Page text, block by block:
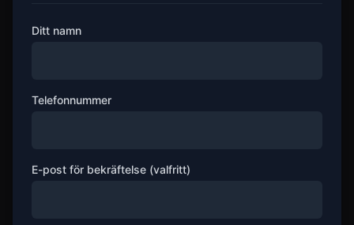
Ditt namn
Telefonnummer
E-post för bekräftelse (valfritt)